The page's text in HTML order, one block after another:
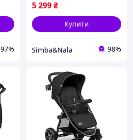
97%
5 299₴
Купити
Simba&Nala 98%